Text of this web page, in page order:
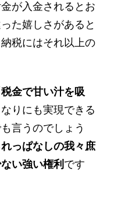
が入金されるとお
た嬉しさがあると
税にはそれ以上の
税金で甘い汁を吸
りにも実現できる
言うのでしょう
っぱなしの我々庶
い強い権利 です